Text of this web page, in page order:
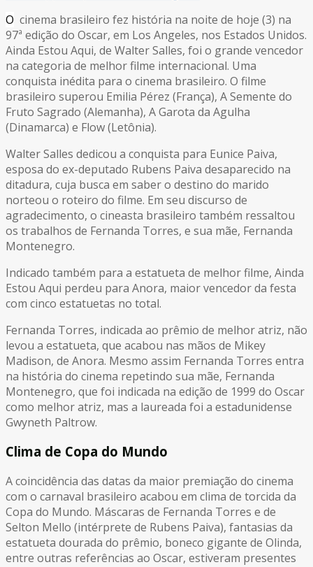
O cinema brasileiro fez história na noite de hoje (3) na
97ª edição do Oscar, em Los Angeles, nos Estados Unidos.
Ainda Estou Aqui, de Walter Salles, foi o grande vencedor
na categoria de melhor filme internacional. Uma
conquista inédita para o cinema brasileiro. O filme
brasileiro superou Emilia Pérez (França), A Semente do
Fruto Sagrado (Alemanha), A Garota da Agulha
(Dinamarca) e Flow (Letônia).
Walter Salles dedicou a conquista para Eunice Paiva,
esposa do ex-deputado Rubens Paiva desaparecido na
ditadura, cuja busca em saber o destino do marido
norteou o roteiro do filme. Em seu discurso de
agradecimento, o cineasta brasileiro também ressaltou
os trabalhos de Fernanda Torres, e sua mãe, Fernanda
Montenegro.
Indicado também para a estatueta de melhor filme, Ainda
Estou Aqui perdeu para Anora, maior vencedor da festa
com cinco estatuetas no total.
Fernanda Torres, indicada ao prêmio de melhor atriz, não
levou a estatueta, que acabou nas mãos de Mikey
Madison, de Anora. Mesmo assim Fernanda Torres entra
na história do cinema repetindo sua mãe, Fernanda
Montenegro, que foi indicada na edição de 1999 do Oscar
como melhor atriz, mas a laureada foi a estadunidense
Gwyneth Paltrow.
Clima de Copa do Mundo
A coincidência das datas da maior premiação do cinema
com o carnaval brasileiro acabou em clima de torcida da
Copa do Mundo. Máscaras de Fernanda Torres e de
Selton Mello (intérprete de Rubens Paiva), fantasias da
estatueta dourada do prêmio, boneco gigante de Olinda,
entre outras referências ao Oscar, estiveram presentes